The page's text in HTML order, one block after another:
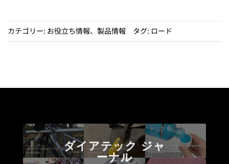
カテゴリー: お役立ち情報、 製品情報 タグ: ロード
ダイアテック ジャ
ーナル